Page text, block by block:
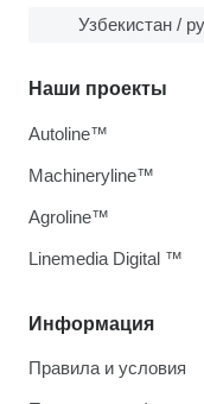
Узбекистан /
Информация
Правила и условия
Наши проекты
Autoline™
Machineryline™
Agroline™
Linemedia Digital ™